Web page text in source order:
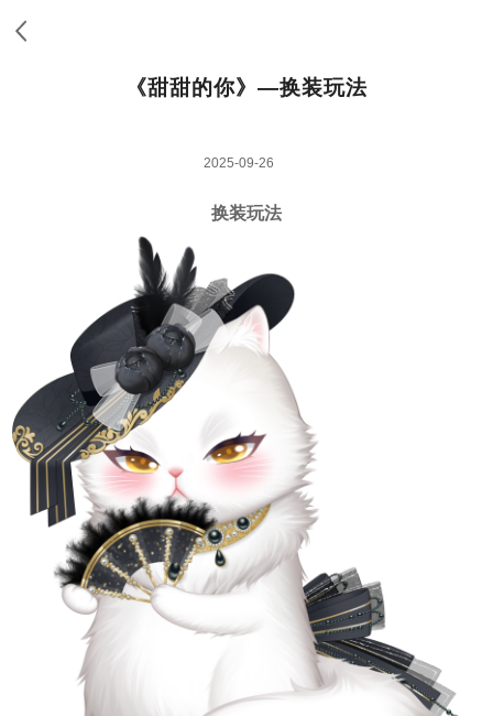
《甜甜的你》—换装玩法
2025-09-26
换装玩法